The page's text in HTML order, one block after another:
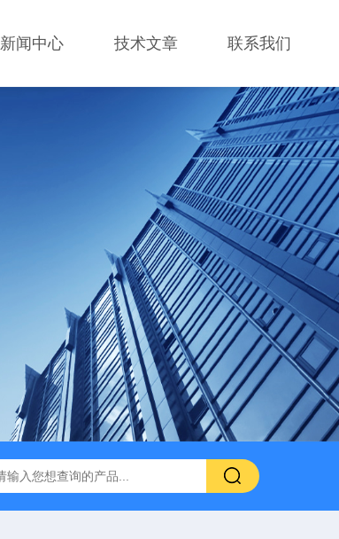
新闻中心 技术文章 联系我们